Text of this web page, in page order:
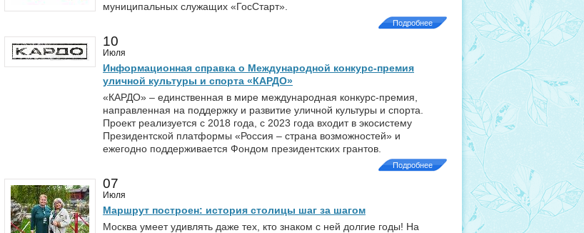
муниципальных служащих «ГосСтарт».
Подробнее
10
Июля
Информационная справка о Международной конкурс-премия
уличной культуры и спорта «КАРДО»
«КАРДО» – единственная в мире международная конкурс-премия,
направленная на поддержку и развитие уличной культуры и спорта.
Проект реализуется с 2018 года, с 2023 года входит в экосистему
Президентской платформы «Россия – страна возможностей» и
ежегодно поддерживается Фондом президентских грантов.
Подробнее
07
Июля
Маршрут построен: история столицы шаг за шагом
Москва умеет удивлять даже тех, кто знаком с ней долгие годы! На